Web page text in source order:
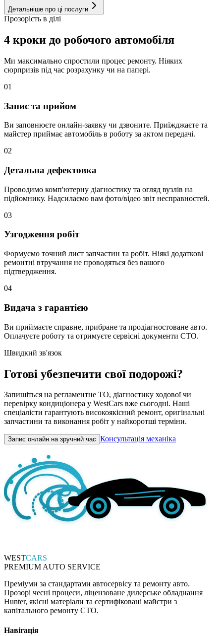
Детальніше про ці послуги
Прозорість в ділі
4 кроки до робочого автомобіля
Ми максимально спростили процес ремонту. Ніяких
сюрпризів під час розрахунку чи на папері.
01
Запис та прийом
Ви заповнюєте онлайн-заявку чи дзвоните. Приїжджаєте та
майстер приймає автомобіль в роботу за актом передачі.
02
Детальна дефектовка
Проводимо комп'ютерну діагностику та огляд вузлів на
підйомнику. Надсилаємо вам фото/відео звіт несправностей.
03
Узгодження робіт
Формуємо точний лист запчастин та робіт. Ніякі додаткові
ремонтні втручання не проводяться без вашого
підтвердження.
04
Видача з гарантією
Ви приймаєте справне, прибране та продіагностоване авто.
Оплачуєте роботу та отримуєте сервісні документи СТО.
Швидкий зв'язок
Готові убезпечити свої подорожі?
Запишіться на регламентне ТО, діагностику ходової чи
перевірку кондиціонера у WestCars вже сьогодні. Наші
спеціалісти гарантують високоякісний ремонт, оригінальні
запчастини та виконання робіт у найкоротші терміни.
Запис онлайн на зручний час Консультація механіка
WESTCARS
PREMIUM AUTO SERVICE
Преміуми за стандартами автосервісу та ремонту авто.
Прозорі чесні процеси, ліцензоване дилерське обладнання
Hunter, якісні матеріали та сертифіковані майстри з
капітального ремонту СТО.
Навігація